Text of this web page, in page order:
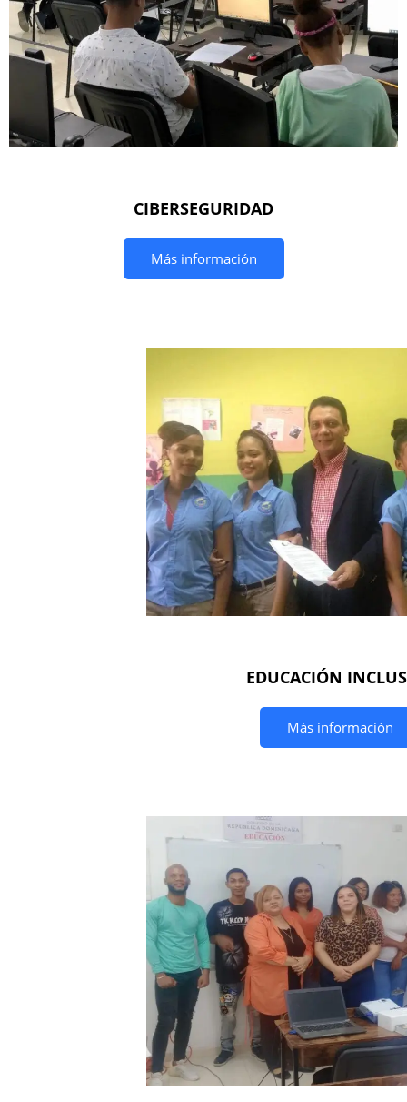
CIBERSEGURIDAD
Más información
EDUCACIÓN
Más información